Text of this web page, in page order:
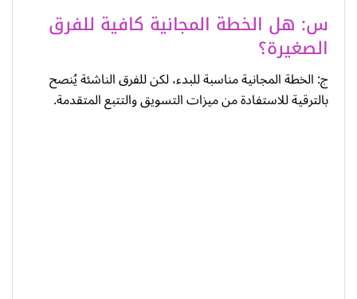
س: هل الخطة المجانية كافية للفرق
الصغيرة؟
ج: الخطة المجانية مناسبة للبدء، لكن للفرق الناشئة يُنصح
بالترقية للاستفادة من ميزات التسويق والتتبع المتقدمة.